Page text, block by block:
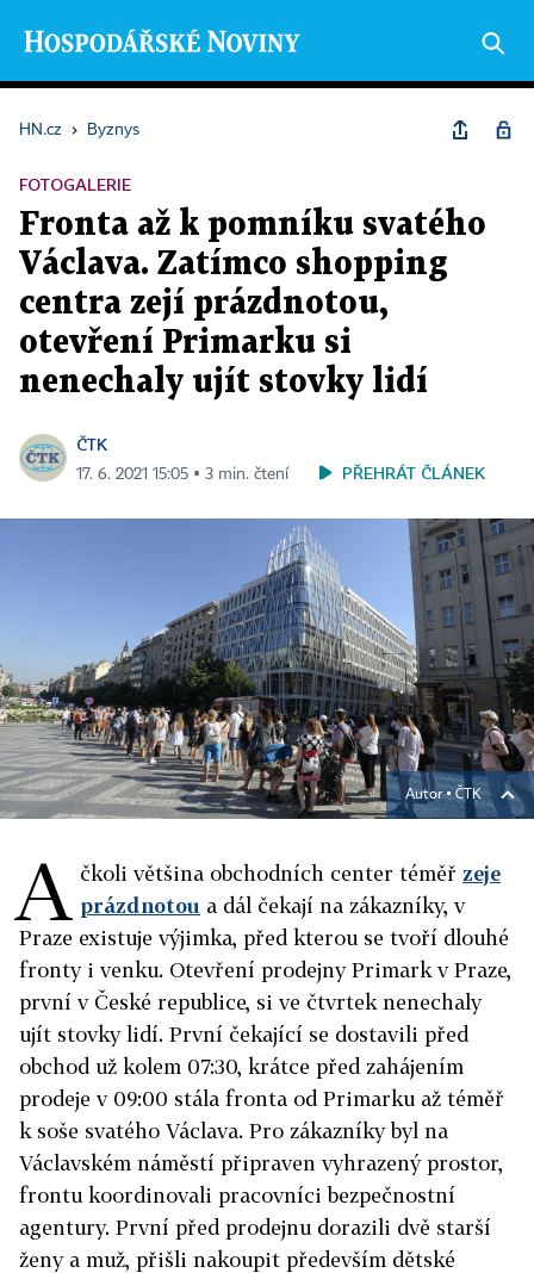
HN.cz › Byznys
FOTOGALERIE
Fronta až k pomníku svatého
Václava. Zatímco shopping
centra zejí prázdnotou,
otevření Primarku si
nenechaly ujít stovky lidí
ČTK
17. 6. 2021 15:05 ▪ 3 min. čtení PŘEHRÁT ČLÁNEK
Autor ▪ČTK
A čkoli většina obchodních center téměř zeje
prázdnotou a dál čekají na zákazníky, v
Praze existuje výjimka, před kterou se tvoří dlouhé
fronty i venku. Otevření prodejny Primark v Praze,
první v České republice, si ve čtvrtek nenechaly
ujít stovky lidí. První čekající se dostavili před
obchod už kolem 07:30, krátce před zahájením
prodeje v 09:00 stála fronta od Primarku až téměř
k soše svatého Václava. Pro zákazníky byl na
Václavském náměstí připraven vyhrazený prostor,
frontu koordinovali pracovníci bezpečnostní
agentury. První před prodejnu dorazili dvě starší
ženy a muž, přišli nakoupit především dětské